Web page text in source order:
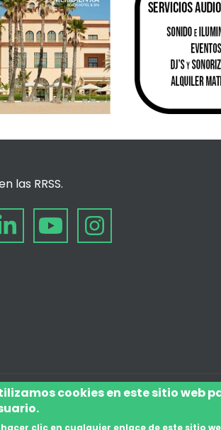
las RRSS.
cookies en este sitio web
hacer clic en cualquier enlace de este sitio